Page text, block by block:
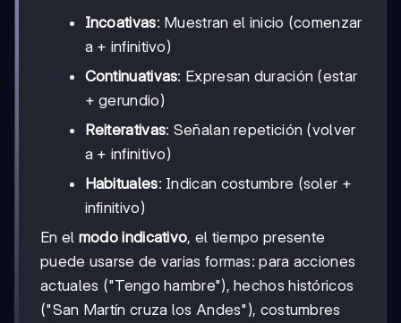
Incoativas: Muestran el inicio (comenzar
a + infinitivo)
Continuativas: Expresan duración (estar
+ gerundio)
Reiterativas: Señalan repetición (volver
a + infinitivo)
Habituales: Indican costumbre (soler +
infinitivo)
En el modo indicativo, el tiempo presente
puede usarse de varias formas: para acciones
actuales ("Tengo hambre"), hechos históricos
("San Martín cruza los Andes"), costumbres